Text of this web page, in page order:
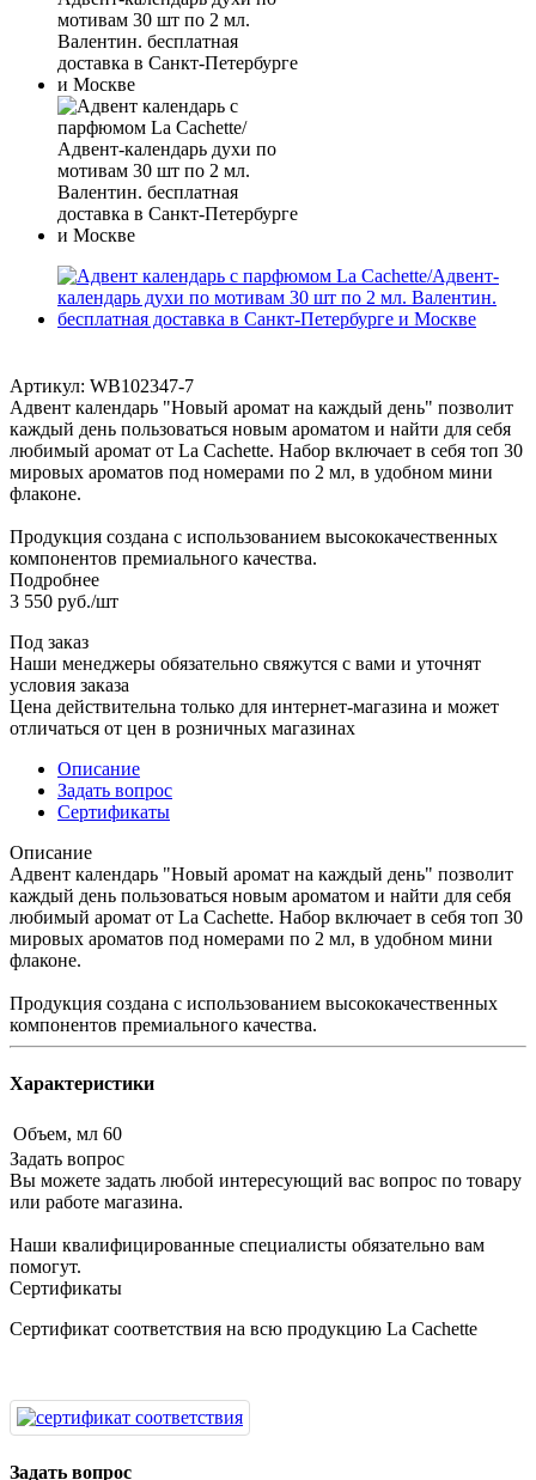
Артикул: WB102347-7
Адвент календарь "Новый аромат на каждый день" позволит
каждый день пользоваться новым ароматом и найти для себя
любимый аромат от La Cachette. Набор включает в себя топ 30
мировых ароматов под номерами по 2 мл, в удобном мини
флаконе.
Продукция создана с использованием высококачественных
компонентов премиального качества.
Подробнее
3 550 руб./шт
Под заказ
Наши менеджеры обязательно свяжутся с вами и уточнят
условия заказа
Цена действительна только для интернет-магазина и может
отличаться от цен в розничных магазинах
Описание
Задать вопрос
Сертификаты
Описание
Адвент календарь "Новый аромат на каждый день" позволит
каждый день пользоваться новым ароматом и найти для себя
любимый аромат от La Cachette. Набор включает в себя топ 30
мировых ароматов под номерами по 2 мл, в удобном мини
флаконе.
Продукция создана с использованием высококачественных
компонентов премиального качества.
Характеристики
Объем, мл 60
Задать вопрос
Вы можете задать любой интересующий вас вопрос по товару
или работе магазина.
Наши квалифицированные специалисты обязательно вам
помогут.
Сертификаты
Сертификат соответствия на всю продукцию La Cachette
Задать вопрос